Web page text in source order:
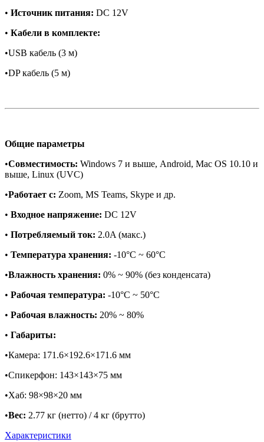
• Источник питания: DC 12V
• Кабели в комплекте:
•USB кабель (3 м)
•DP кабель (5 м)
Общие параметры
•Совместимость: Windows 7 и выше, Android, Mac OS 10.10 и
выше, Linux (UVC)
•Работает с: Zoom, MS Teams, Skype и др.
• Входное напряжение: DC 12V
• Потребляемый ток: 2.0A (макс.)
• Температура хранения: -10°C ~ 60°C
•Влажность хранения: 0% ~ 90% (без конденсата)
• Рабочая температура: -10°C ~ 50°C
• Рабочая влажность: 20% ~ 80%
• Габариты:
•Камера: 171.6×192.6×171.6 мм
•Спикерфон: 143×143×75 мм
•Хаб: 98×98×20 мм
•Вес: 2.77 кг (нетто) / 4 кг (брутто)
Характеристики